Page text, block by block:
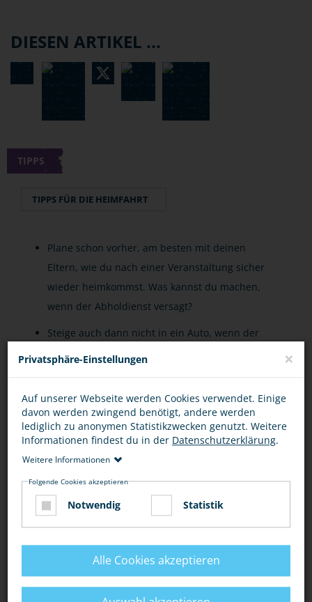
DIESEN ARTIKEL ...
TIPPS
TIPPS FÜR DIE HEIMFAHRT
Plane schon vorher, am besten mit deinen
Eltern, wie du nach einer Veranstaltung sicher
wieder heimkommst. Was kannst du machen,
wenn der Abholdienst versagt?
Steige auch dann nicht in ein Auto, wenn der
Fahrer zu viel Alkohol oder womöglich Drogen zu
gut kennst.
Überleg dir lieber, ob du öffentliche
Verkehrsmittel nutzen kannst. Erkundige dich
nach speziellen Angeboten für Jugendliche, z. B.
der
Deutschen Bahn
In vielen Städten gibt es auch das Angebot der
Freunden die Kosten für die Fahrt teilen.
Besprich mit deinen Eltern: Was kannst du
machen, wenn der letzte Bus schon weg ist?
Privatsphäre-Einstellungen ×
Auf unserer Webseite werden Cookies verwendet. Einige
davon werden zwingend benötigt, andere werden
lediglich zu anonymen Statistikzwecken genutzt. Weitere
Informationen findest du in der Datenschutzerklärung.
Weitere Informationen
Folgende Cookies akzeptieren
Notwendig Statistik
Alle Cookies akzeptieren